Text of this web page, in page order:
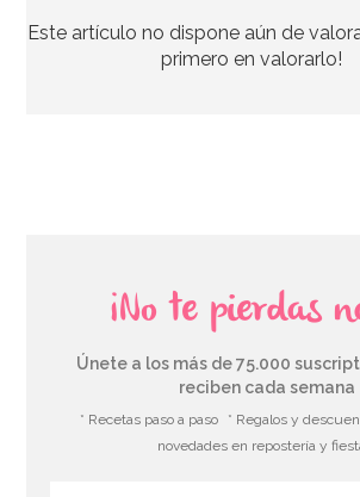
37,95€ 33,39€
Este artículo no dispone aún de
primero en valorarlo!
¡No te pierdas
Únete a los más de 75.000
reciben cada semana
* Recetas paso a paso * Regalos y
novedades en repostería y